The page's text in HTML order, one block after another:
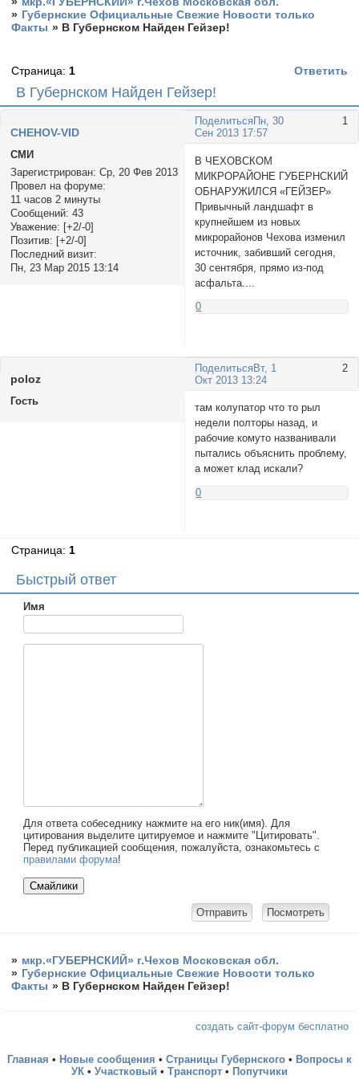
» Губернские Официальные Свежие Новости только
Факты » В Губернском Найден Гейзер!
В Губернском Найден Гейзер!
Страница: 1 Ответить
Поделиться 1
Пн, 30
Сен 2013 17:57
CHEHOV-VID
СМИ
Зарегистрирован: Ср, 20 Фев 2013
Провел на форуме:
11 часов 2 минуты
Сообщений: 43
Уважение: [+2/-0]
Позитив: [+2/-0]
Последний визит:
Пн, 23 Мар 2015 13:14
В ЧЕХОВСКОМ
МИКРОРАЙОНЕ ГУБЕРНСКИЙ
ОБНАРУЖИЛСЯ «ГЕЙЗЕР»
Привычный ландшафт в
крупнейшем из новых
микрорайонов Чехова изменил
источник, забивший сегодня,
30 сентября, прямо из-под
асфальта....
0
Поделиться 2
Вт, 1
Окт 2013 13:24
poloz
Гость
там колупатор что то рыл
недели полторы назад, и
рабочие комуто названивали
пытались объяснить проблему,
а может клад искали?
0
Страница: 1
Быстрый ответ
Имя
Для ответа собеседнику нажмите на его ник(имя). Для
цитирования выделите цитируемое и нажмите "Цитировать".
Перед публикацией сообщения, пожалуйста, ознакомьтесь с
правилами форума!
» мкр.«ГУБЕРНСКИЙ» г.Чехов Московская обл.
» Губернские Официальные Свежие Новости только
Факты » В Губернском Найден Гейзер!
создать сайт-форум бесплатно
Главная • Новые сообщения • Страницы Губернского • Вопросы к
УК • Участковый • Транспорт • Попутчики